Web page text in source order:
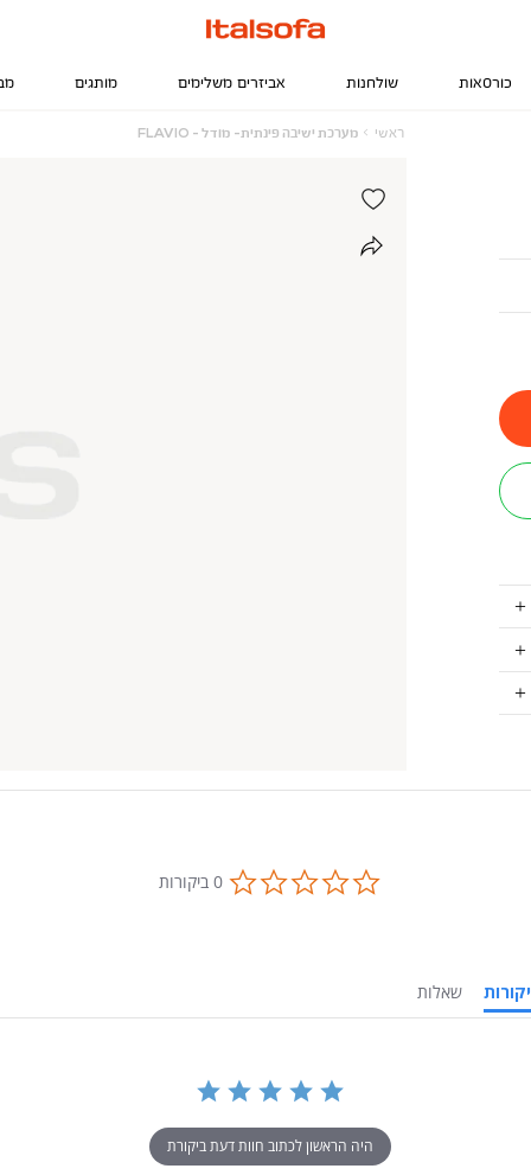
כורסאות שולחנות אביזרים משלימים מותגים
ראשי ראשי
מערכת ישיבה פינתית- מודל - FLAVIO
0.0
star
0 ביקורות
ביקורות
שאלות
היה הראשון לכתוב חוות דעת ביקורת